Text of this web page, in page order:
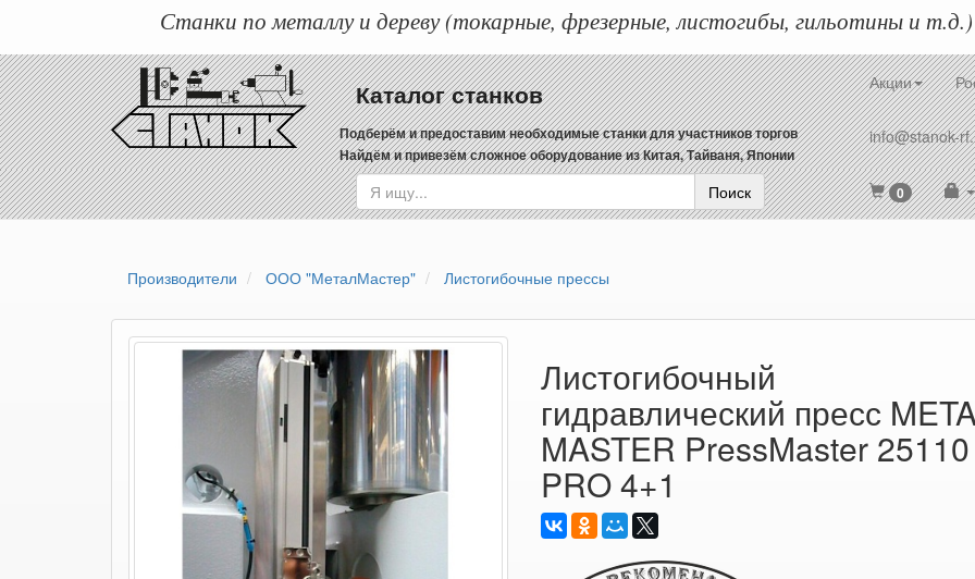
Станки по металлу и дереву (токарные, фрезерные, листогибы, гильотины и т.д.)
Каталог станков
Подберём и предоставим необходимые станки для участников торгов
Найдём и привезём сложное оборудование из Китая, Тайваня, Японии
Поиск
Акции
info@stanok-
0
Производители ООО "МеталМастер" Листогибочные прессы
Листогибочный
гидравлический пресс
MASTER PressMaster 25110
PRO 4+1